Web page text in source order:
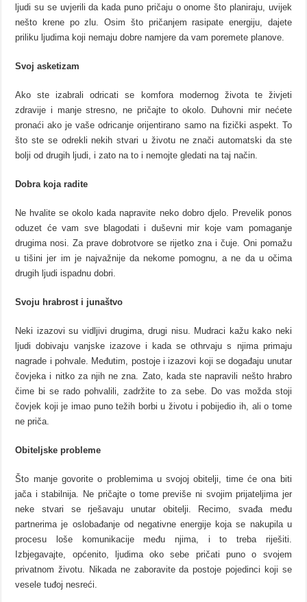
ljudi su se uvjerili da kada puno pričaju o onome što planiraju, uvijek
nešto krene po zlu. Osim što pričanjem rasipate energiju, dajete
priliku ljudima koji nemaju dobre namjere da vam poremete planove.
Svoj asketizam
Ako ste izabrali odricati se komfora modernog života te živjeti
zdravije i manje stresno, ne pričajte to okolo. Duhovni mir nećete
pronaći ako je vaše odricanje orijentirano samo na fizički aspekt. To
što ste se odrekli nekih stvari u životu ne znači automatski da ste
bolji od drugih ljudi, i zato na to i nemojte gledati na taj način.
Dobra koja radite
Ne hvalite se okolo kada napravite neko dobro djelo. Prevelik ponos
oduzet će vam sve blagodati i duševni mir koje vam pomaganje
drugima nosi. Za prave dobrotvore se rijetko zna i čuje. Oni pomažu
u tišini jer im je najvažnije da nekome pomognu, a ne da u očima
drugih ljudi ispadnu dobri.
Svoju hrabrost i junaštvo
Neki izazovi su vidljivi drugima, drugi nisu. Mudraci kažu kako neki
ljudi dobivaju vanjske izazove i kada se othrvaju s njima primaju
nagrade i pohvale. Međutim, postoje i izazovi koji se događaju unutar
čovjeka i nitko za njih ne zna. Zato, kada ste napravili nešto hrabro
čime bi se rado pohvalili, zadržite to za sebe. Do vas možda stoji
čovjek koji je imao puno težih borbi u životu i pobijedio ih, ali o tome
ne priča.
Obiteljske probleme
Što manje govorite o problemima u svojoj obitelji, time će ona biti
jača i stabilnija. Ne pričajte o tome previše ni svojim prijateljima jer
neke stvari se rješavaju unutar obitelji. Recimo, svađa među
partnerima je oslobađanje od negativne energije koja se nakupila u
procesu loše komunikacije među njima, i to treba riješiti.
Izbjegavajte, općenito, ljudima oko sebe pričati puno o svojem
privatnom životu. Nikada ne zaboravite da postoje pojedinci koji se
vesele tuđoj nesreći.